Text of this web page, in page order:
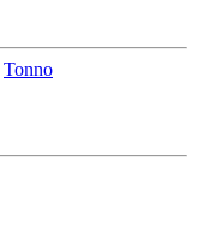
Tonno